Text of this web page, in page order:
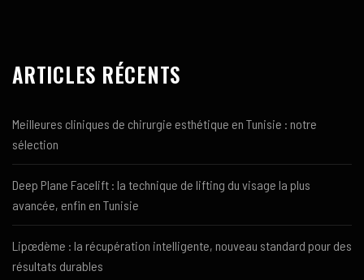
ARTICLES RÉCENTS
Meilleures cliniques de chirurgie esthétique en Tunisie : notre
sélection
Deep Plane Facelift : la technique de lifting du visage la plus
avancée, enfin en Tunisie
Lipœdème : la récupération intelligente, nouveau standard pour des
résultats durables